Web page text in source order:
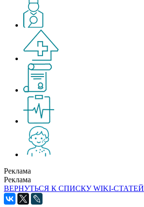
Реклама
Реклама
ВЕРНУТЬСЯ К СПИСКУ WIKI-СТАТЕЙ